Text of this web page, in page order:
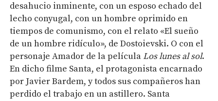
desahucio inminente, con un esposo echado del
lecho conyugal, con un hombre oprimido en
tiempos de comunismo, con el relato «El sueño
de un hombre ridículo», de Dostoievski. O con el
personaje Amador de la película Los lunes al sol.
En dicho filme Santa, el protagonista encarnado
por Javier Bardem, y todos sus compañeros han
perdido el trabajo en un astillero. Santa